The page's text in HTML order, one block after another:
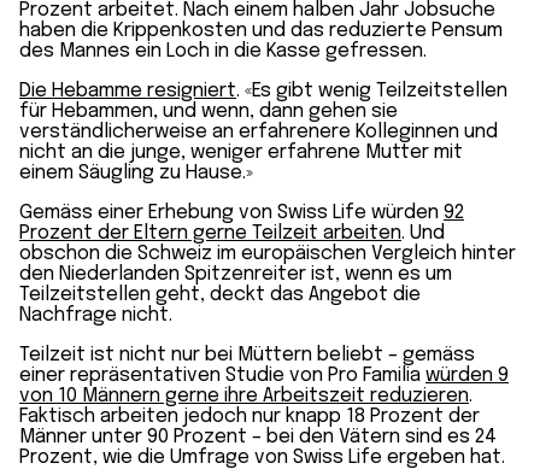
Prozent arbeitet. Nach einem halben Jahr Jobsuche
haben die Krippen­kosten und das reduzierte Pensum
des Mannes ein Loch in die Kasse gefressen.
Die Hebamme resigniert. «Es gibt wenig Teilzeit­stellen
für Hebammen, und wenn, dann gehen sie
verständlicher­weise an erfahrenere Kolleginnen und
nicht an die junge, weniger erfahrene Mutter mit
einem Säugling zu Hause.»
Gemäss einer Erhebung von Swiss Life würden 92
Prozent der Eltern gerne Teilzeit arbeiten. Und
obschon die Schweiz im europäischen Vergleich hinter
den Niederlanden Spitzen­reiter ist, wenn es um
Teilzeit­stellen geht, deckt das Angebot die
Nachfrage nicht.
Teilzeit ist nicht nur bei Müttern beliebt – gemäss
einer repräsentativen Studie von Pro Familia würden 9
von 10 Männern gerne ihre Arbeitszeit reduzieren.
Faktisch arbeiten jedoch nur knapp 18 Prozent der
Männer unter 90 Prozent – bei den Vätern sind es 24
Prozent, wie die Umfrage von Swiss Life ergeben hat.